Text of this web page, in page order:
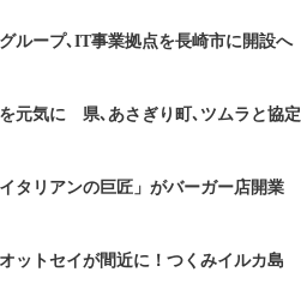
ループ､IT事業拠点を長崎市に開設へ
を元気に 県､あさぎり町､ツムラと協定
タリアンの巨匠」がバーガー店開業
ットセイが間近に！つくみイルカ島